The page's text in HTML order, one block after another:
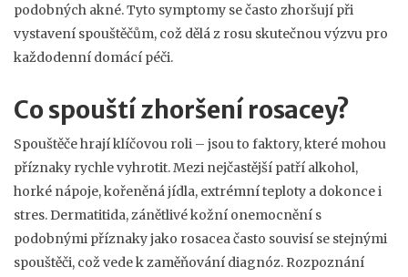
podobných akné. Tyto symptomy se často zhoršují při
vystavení spouštěčům, což dělá z rosu skutečnou výzvu pro
každodenní domácí péči.
Co spouští zhoršení rosacey?
Spouštěče hrají klíčovou roli – jsou to faktory, které mohou
příznaky rychle vyhrotit. Mezi nejčastější patří alkohol,
horké nápoje, kořeněná jídla, extrémní teploty a dokonce i
stres.Dermatitida,zánětlivé kožní onemocnění s
podobnými příznaky jako rosaceačasto souvisí se stejnými
spouštěči, což vede k zaměňování diagnóz. Rozpoznání